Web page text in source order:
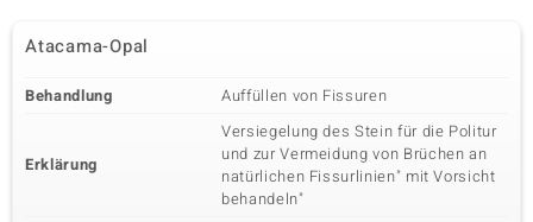
Atacama-Opal
Behandlung Auffüllen von Fissuren
Erklärung
Versiegelung des Stein für die Politur
und zur Vermeidung von Brüchen an
natürlichen Fissurlinien" mit Vorsicht
behandeln"